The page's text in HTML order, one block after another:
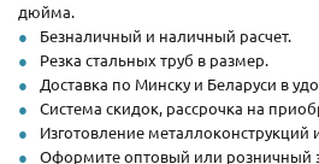
дюйма.
Безналичный и наличный расчет.
Резка стальных труб в размер.
Доставка по Минску и Беларуси в
Система скидок, рассрочка на
Изготовление металлоконструкций
Оформите оптовый или розничный